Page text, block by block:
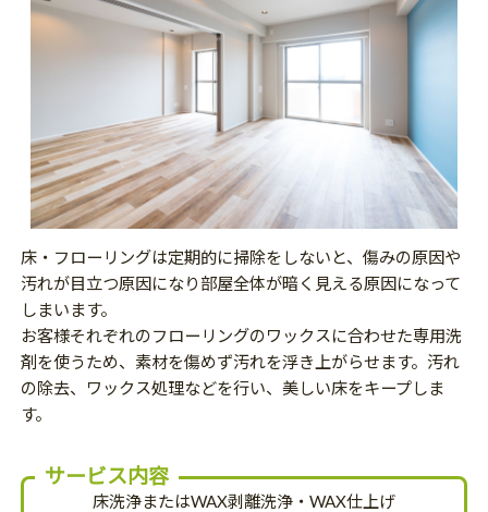
床・フローリングは定期的に掃除をしないと、傷みの原因や
汚れが目立つ原因になり部屋全体が暗く見える原因になって
しまいます。
お客様それぞれのフローリングのワックスに合わせた専用洗
剤を使うため、素材を傷めず汚れを浮き上がらせます。汚れ
の除去、ワックス処理などを行い、美しい床をキープしま
す。
サービス内容
床洗浄またはWAX剥離洗浄・WAX仕上げ